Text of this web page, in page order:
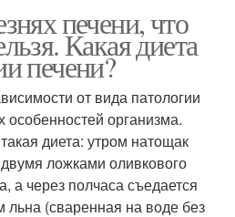
печени, что
Какая диета
печени?
от вида патологии
организма.
диета: утром натощак
ложками оливкового
а через полчаса съедается
(сваренная на воде без